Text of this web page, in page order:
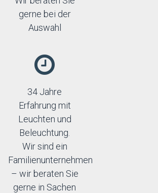
gerne bei der
Auswahl
34 Jahre
Erfahrung mit
Leuchten und
Beleuchtung.
Wir sind ein
Familienunternehmen
– wir beraten Sie
gerne in Sachen